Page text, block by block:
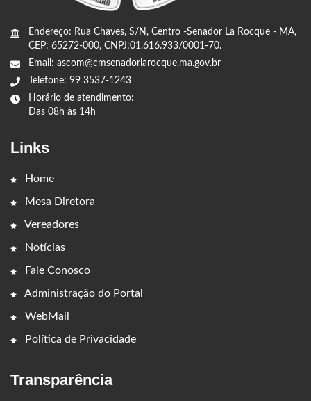
Endereço: Rua Chaves, S/N, Centro -Senador La Rocque - MA,
CEP: 65272-000, CNPJ:01.616.933/0001-70.
Email: ascom@cmsenadorlarocque.ma.gov.br
Telefone: 99 3537-1243
Horário de atendimento:
Das 08h às 14h
Links
Home
Mesa Diretora
Vereadores
Notícias
Fale Conosco
Administração do Portal
WebMail
Política de Privacidade
Transparência